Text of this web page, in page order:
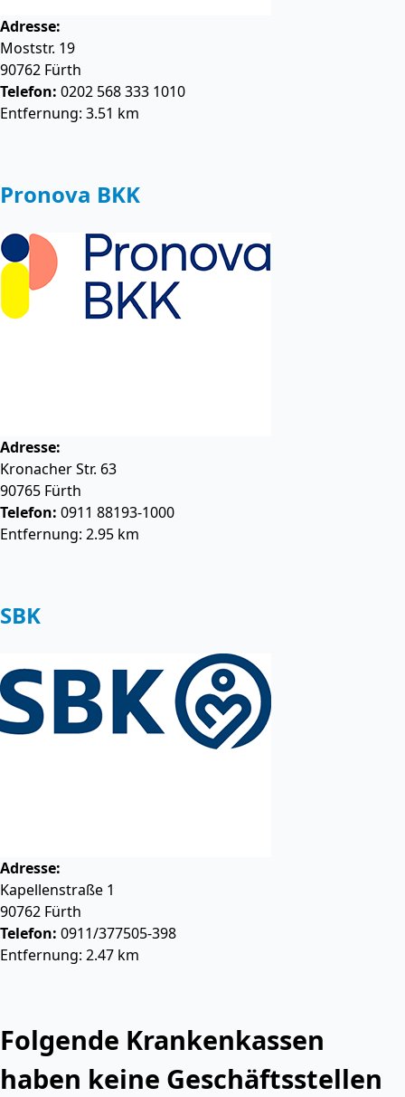
Adresse:
Moststr. 19
90762 Fürth
Telefon: 0202 568 333 1010
Entfernung: 3.51 km
Pronova BKK
Adresse:
Kronacher Str. 63
90765 Fürth
Telefon: 0911 88193-1000
Entfernung: 2.95 km
SBK
Adresse:
Kapellenstraße 1
90762 Fürth
Telefon: 0911/377505-398
Entfernung: 2.47 km
Folgende Krankenkassen
haben keine Geschäftsstellen